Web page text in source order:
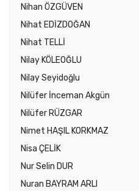
Nihan ÖZGÜVEN
Nihat EDİZDOĞAN
Nihat TELLİ
Nilay KÖLEOĞLU
Nilay Seyidoğlu
Nilüfer İnceman Akgün
Nilüfer RÜZGAR
Nimet HAŞIL KORKMAZ
Nisa ÇELİK
Nur Selin DUR
Nuran BAYRAM ARLI